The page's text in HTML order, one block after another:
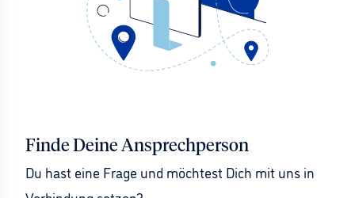
Finde Deine Ansprechperson
Du hast eine Frage und möchtest Dich mit uns in